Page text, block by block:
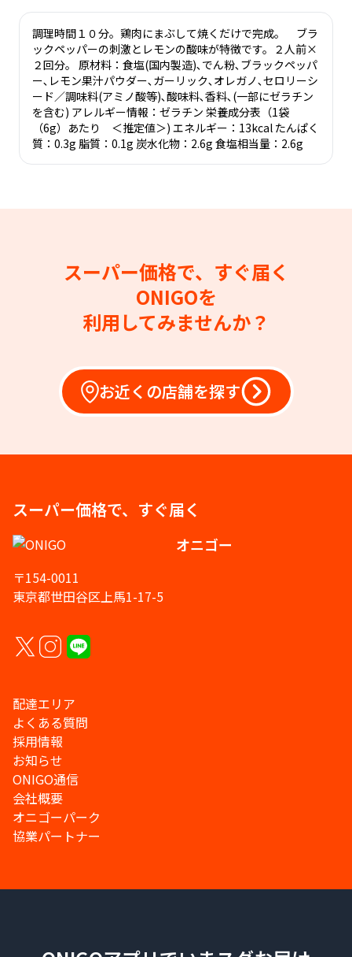
調理時間１０分。鶏肉にまぶして焼くだけで完成。 ブラ
ックペッパーの刺激とレモンの酸味が特徴です。２人前×
２回分。 原材料：食塩(国内製造)､でん粉､ブラックペッパ
ー､レモン果汁パウダー､ガーリック､オレガノ､セロリーシ
ード／調味料(アミノ酸等)､酸味料､香料､(一部にゼラチン
を含む) アレルギー情報：ゼラチン 栄養成分表（1袋
（6g）あたり ＜推定値＞) エネルギー：13kcal たんぱく
質：0.3g 脂質：0.1g 炭水化物：2.6g 食塩相当量：2.6g
スーパー価格で、すぐ届く
ONIGOを
利用してみませんか？
お近くの店舗を探す
スーパー価格で、すぐ届く
オニゴー
〒154-0011
東京都世田谷区上馬1-17-5
配達エリア
よくある質問
採用情報
お知らせ
ONIGO通信
会社概要
オニゴーパーク
協業パートナー